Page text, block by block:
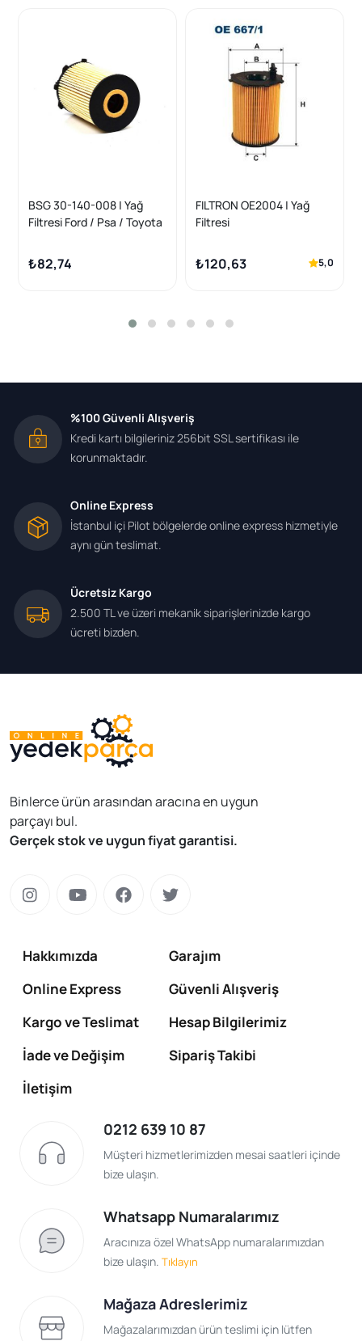
BSG 30-140-008 | Yağ
Filtresi Ford / Psa / Toyota
Fiat 1.4 / 1.6 HDI 99 -
₺82,74
FILTRON OE2004 | Yağ
Filtresi
vo 1.4-1.6 HDi/TDCi
₺120,63 5,0
%100 Güvenli Alışveriş
Kredi kartı bilgileriniz 256bit SSL sertifikası ile
korunmaktadır.
Online Express
İstanbul içi Pilot bölgelerde online express hizmetiyle
aynı gün teslimat.
Ücretsiz Kargo
2.500 TL ve üzeri mekanik siparişlerinizde kargo
ücreti bizden.
Binlerce ürün arasından aracına en uygun
parçayı bul.
Gerçek stok ve uygun fiyat garantisi.
Hakkımızda
Garajım
Online Express
Güvenli Alışveriş
Kargo ve Teslimat
Hesap Bilgilerimiz
İade ve Değişim
Sipariş Takibi
İletişim
0212 639 10 87
Müşteri hizmetlerimizden mesai saatleri içinde
bize ulaşın.
Whatsapp Numaralarımız
Aracınıza özel WhatsApp numaralarımızdan
bize ulaşın. Tıklayın
Mağaza Adreslerimiz
Mağazalarımızdan ürün teslimi için lütfen